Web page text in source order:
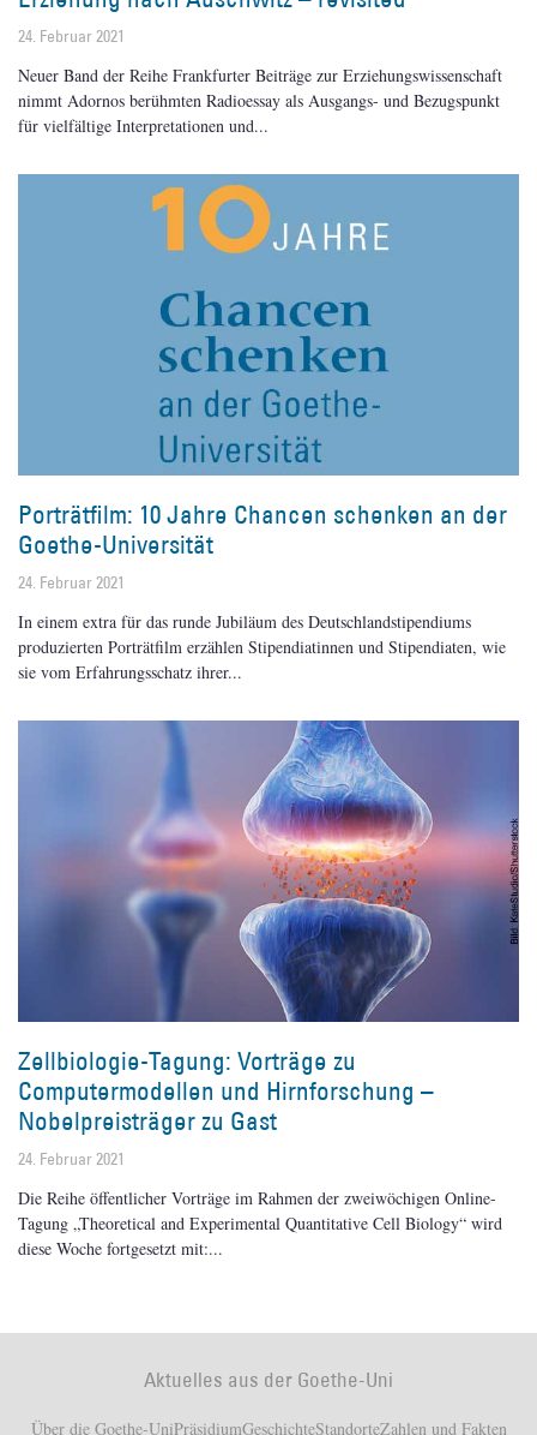
24. Februar 2021
Neuer Band der Reihe Frankfurter Beiträge zur Erziehungswissenschaft
nimmt Adornos berühmten Radioessay als Ausgangs- und Bezugspunkt
für vielfältige Interpretationen und
Porträtfilm: 10 Jahre Chancen schenken an der
Goethe-Universität
24. Februar 2021
In einem extra für das runde Jubiläum des Deutschlandstipendiums
produzierten Porträtfilm erzählen Stipendiatinnen und Stipendiaten, wie
sie vom Erfahrungsschatz ihrer
Zellbiologie-Tagung: Vorträge zu
Computermodellen und Hirnforschung –
Nobelpreisträger zu Gast
24. Februar 2021
Die Reihe öffentlicher Vorträge im Rahmen der zweiwöchigen Online-
Tagung „Theoretical and Experimental Quantitative Cell Biology“ wird
diese Woche fortgesetzt mit:
Aktuelles aus der Goethe-Uni
Über die Goethe-UniPräsidiumGeschichteStandorteZahlen und Fakten